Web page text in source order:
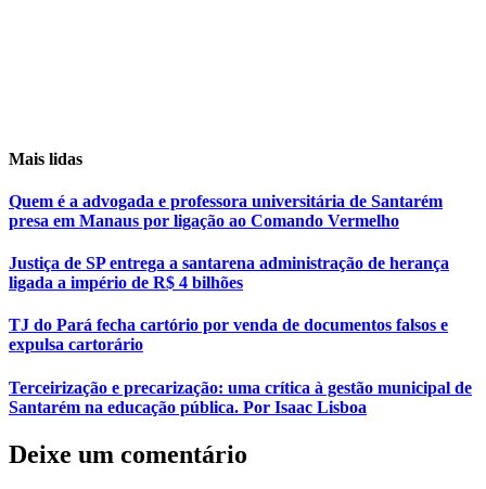
Mais lidas
Quem é a advogada e professora universitária de Santarém
presa em Manaus por ligação ao Comando Vermelho
Justiça de SP entrega a santarena administração de herança
ligada a império de R$ 4 bilhões
TJ do Pará fecha cartório por venda de documentos falsos e
expulsa cartorário
Terceirização e precarização: uma crítica à gestão municipal de
Santarém na educação pública. Por Isaac Lisboa
Deixe um comentário